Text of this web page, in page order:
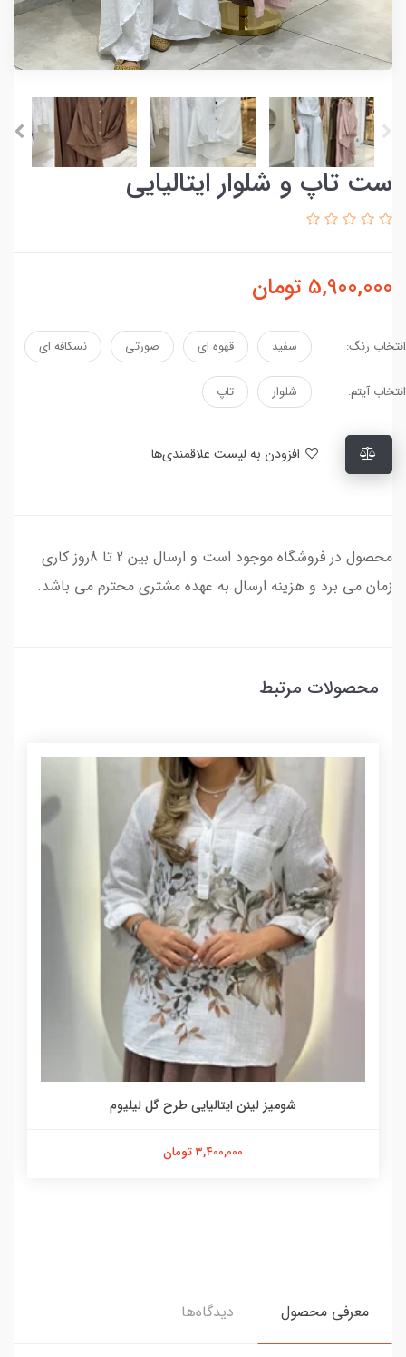
ست تاپ و شلوار ایتالیایی
5,900,000 تومان
انتخاب رنگ: سفید قهوه ای صورتی نسکافه ای
انتخاب آیتم: شلوار تاپ
محصول در فروشگاه موجود است و ارسال بین 2 تا 8روز کاری
زمان می برد و هزینه ارسال به عهده مشتری محترم می باشد.
محصولات مرتبط
شومیز لینن ایتالیایی طرح گل لیلیوم
3,400,000 تومان
معرفی محصول دیدگاه‌ها